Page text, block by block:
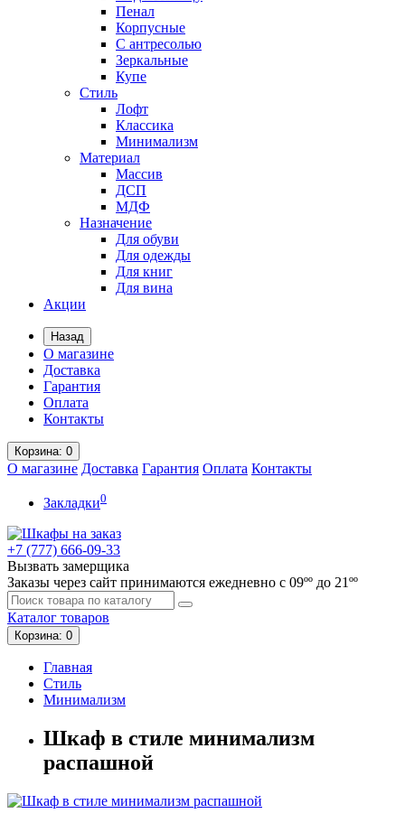
Пенал
Корпусные
С антресолью
Зеркальные
Купе
Стиль
Лофт
Классика
Минимализм
Материал
Массив
ДСП
МДФ
Назначение
Для обуви
Для одежды
Для книг
Для вина
Акции
Назад
О магазине
Доставка
Гарантия
Оплата
Контакты
Корзина: 0
О магазине Доставка Гарантия Оплата Контакты
Закладки0
+7 (777) 666-09-33
Вызвать замерщика
Заказы через сайт принимаются ежедневно с 09ºº до 21ºº
Каталог товаров
Корзина: 0
Главная
Стиль
Минимализм
Шкаф в стиле минимализм
распашной